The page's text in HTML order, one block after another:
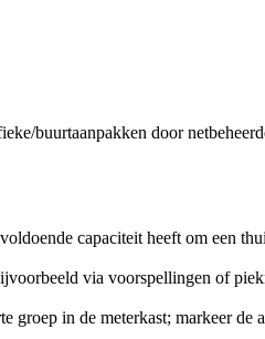
buurtaanpakken door
capaciteit heeft om een
via voorspellingen of
groep in de meterkast; markeer